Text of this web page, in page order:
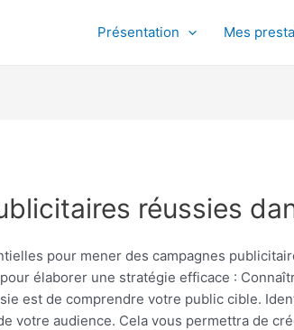
Présentation Mes
réussies
pour mener des campagnes
élaborer une stratégie efficace :
est de comprendre votre public cible.
votre audience. Cela vous permettra de